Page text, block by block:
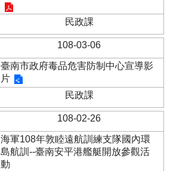
民政課
108-03-06
臺南市政府毒品危害防制中心宣導影
片
民政課
108-02-26
海軍108年敦睦遠航訓練支隊國內環
島航訓--臺南安平港艦艇開放參觀活
動